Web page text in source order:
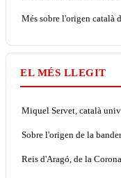
Més sobre l'origen català
EL MÉS LLEGIT
Miquel Servet, català
Sobre l'origen de la
Reis d'Aragó, de la